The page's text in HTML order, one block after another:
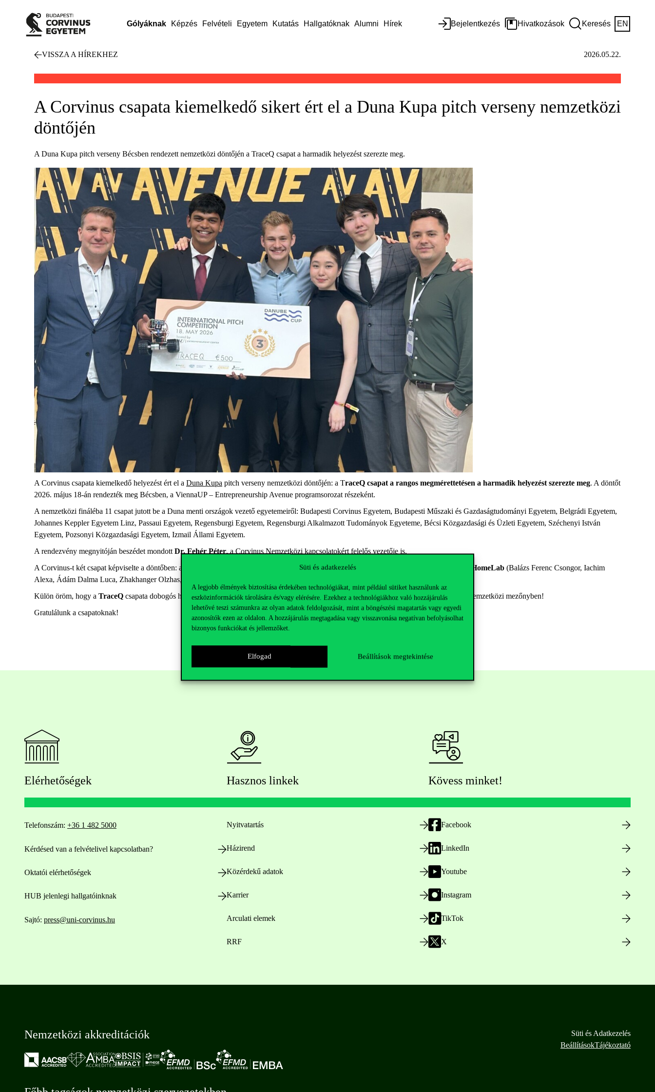
Süti és adatkezelés
A legjobb élmények biztosítása érdekében technológiákat, mint például sütiket használunk az
eszközinformációk tárolására és/vagy elérésére. Ezekhez a technológiákhoz való hozzájárulás
lehetővé teszi számunkra az olyan adatok feldolgozását, mint a böngészési magatartás vagy egyedi
azonosítók ezen az oldalon. A hozzájárulás megtagadása vagy visszavonása negatívan befolyásolhat
bizonyos funkciókat és jellemzőket.
Elfogad Beállítások megtekintése
Gólyáknak Képzés Felvételi Egyetem Kutatás Hallgatóknak Alumni Hírek Bejelentkezés Hivatkozások Keresés EN
VISSZA A HÍREKHEZ 2026.05.22.
A Corvinus csapata kiemelkedő sikert ért el a Duna Kupa pitch verseny nemzetközi
döntőjén
A Duna Kupa pitch verseny Bécsben rendezett nemzetközi döntőjén a TraceQ csapat a harmadik helyezést szerezte meg.
A Corvinus csapata kiemelkedő helyezést ért el a Duna Kupa pitch verseny nemzetközi döntőjén: a TraceQ csapat a rangos megmérettetésen a harmadik helyezést szerezte meg. A döntőt
2026. május 18-án rendezték meg Bécsben, a ViennaUP – Entrepreneurship Avenue programsorozat részeként.
A nemzetközi fináléba 11 csapat jutott be a Duna menti országok vezető egyetemeiről: Budapesti Corvinus Egyetem, Budapesti Műszaki és Gazdaságtudományi Egyetem, Belgrádi Egyetem,
Johannes Keppler Egyetem Linz, Passaui Egyetem, Regensburgi Egyetem, Regensburgi Alkalmazott Tudományok Egyeteme, Bécsi Közgazdasági és Üzleti Egyetem, Széchenyi István
Egyetem, Pozsonyi Közgazdasági Egyetem, Izmail Állami Egyetem.
A rendezvény megnyitóján beszédet mondott Dr. Fehér Péter, a Corvinus Nemzetközi kapcsolatokért felelős vezetője is.
A Corvinus-t két csapat képviselte a döntőben: a
(Pál János, Kamila Amangeldi, Arya Chatterjee, Zinullayev Bexlan Berikovich) és a HomeLab (Balázs Ferenc Csongor, Iachim
Alexa, Ádám Dalma Luca, Zhakhanger Olzhas,Grosu Rafael).
Külön öröm, hogy a TraceQ csapata dobogós helyezést ért el, miközben mindkét csapat magas színvonalon képviselte az egyetem hírnevét a nemzetközi mezőnyben!
Gratulálunk a csapatoknak!
Elérhetőségek
Telefonszám: +36 1 482 5000
Kérdésed van a felvételivel kapcsolatban?
Oktatói elérhetőségek
HUB jelenlegi hallgatóinknak
Sajtó: press@uni-corvinus.hu
Hasznos linkek
Nyitvatartás
Házirend
Közérdekű adatok
Karrier
Arculati elemek
RRF
Kövess minket!
Facebook
LinkedIn
Youtube
Instagram
TikTok
X
Nemzetközi akkreditációk
Süti és Adatkezelés
BeállításokTájékoztató